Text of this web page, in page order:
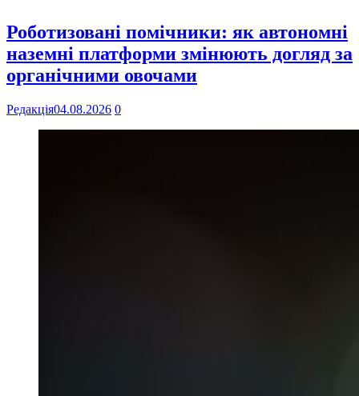
Роботизовані помічники: як автономні
наземні платформи змінюють догляд за
органічними овочами
Редакція04.08.2026 0